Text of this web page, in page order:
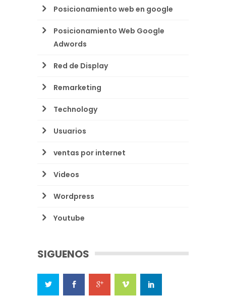
Posicionamiento web en google
Posicionamiento Web Google
Adwords
Red de Display
Remarketing
Technology
Usuarios
ventas por internet
Videos
Wordpress
Youtube
SIGUENOS